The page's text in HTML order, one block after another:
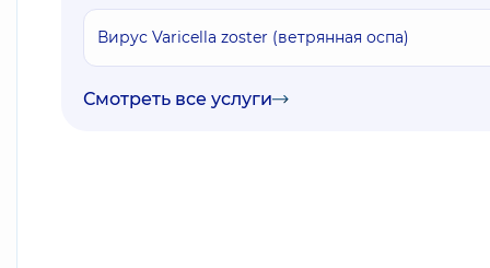
Вирус Varicella zoster (ветрянная оспа)
Смотреть все услуги